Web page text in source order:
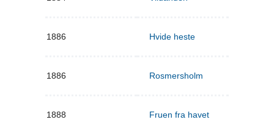
1886 Hvide heste
1886 Rosmersholm
1888 Fruen fra havet